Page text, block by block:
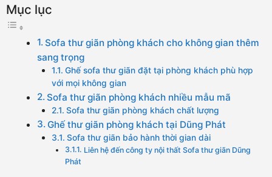
Mục lục
Sofa thư giãn phòng khách cho không gian thêm
sang trọng
Ghế sofa thư giãn đặt tại phòng khách phù hợp
với mọi không gian
Sofa thư giãn phòng khách nhiều mẫu mã
Sofa thư giãn phòng khách chất lượng
Ghế thư giãn phòng khách tại Dũng Phát
Sofa thư giãn bảo hành thời gian dài
Liên hệ đến công ty nội thất Sofa thư giãn Dũng
Phát